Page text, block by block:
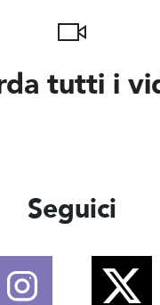
tutti i
Seguici